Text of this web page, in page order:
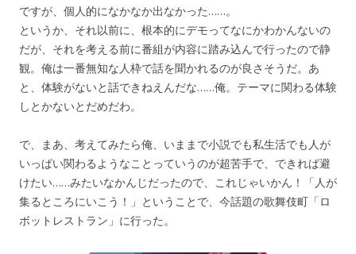
ですが、個人的になかなか出なかった……。
というか、それ以前に、根本的にデモってなにかわかんないの
だが、それを考える前に番組が内容に踏み込んで行ったので静
観。俺は一番無知な人枠で話を聞かれるのが良さそうだ。あ
と、体験がないと話できねえんだな……俺。テーマに関わる体験
しとかないとだめだわ。
で、まあ、考えてみたら俺、いままで小説でも私生活でも人が
いっぱい関わるようなことっていうのが超苦手で、できれば避
けたい……みたいなかんじだったので、これじゃいかん！「人が
集るところにいこう！」ということで、今話題の歌舞伎町「ロ
ボットレストラン」に行った。